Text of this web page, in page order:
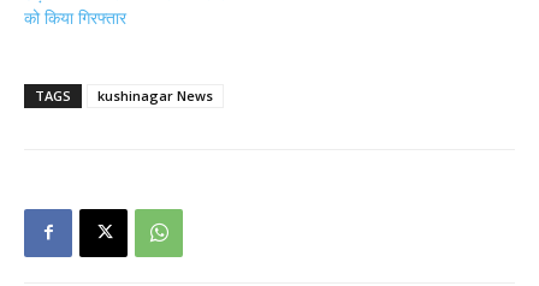
को किया गिरफ्तार
TAGS kushinagar News